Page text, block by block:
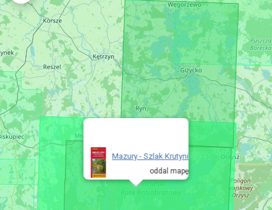
Mazury - Szlak Krutyni
oddal mapę